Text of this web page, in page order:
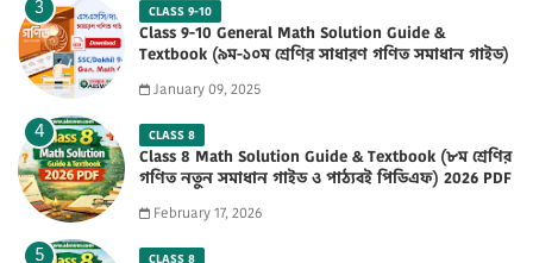
CLASS 9-10
Class 9-10 General Math Solution Guide &
Textbook (৯ম-১০ম শ্রেণির সাধারণ গণিত সমাধান গাইড)
January 09, 2025
CLASS 8
Class 8 Math Solution Guide & Textbook (৮ম শ্রেণির
গণিত নতুন সমাধান গাইড ও পাঠ্যবই পিডিএফ) 2026 PDF
February 17, 2026
CLASS 8